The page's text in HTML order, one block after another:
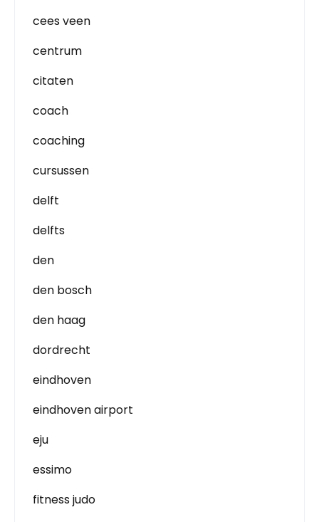
cees veen
centrum
citaten
coach
coaching
cursussen
delft
delfts
den
den bosch
den haag
dordrecht
eindhoven
eindhoven airport
eju
essimo
fitness judo